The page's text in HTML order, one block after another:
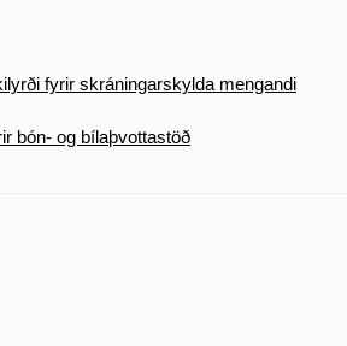
fyrir skráningarskylda mengandi
bón- og bílaþvottastöð